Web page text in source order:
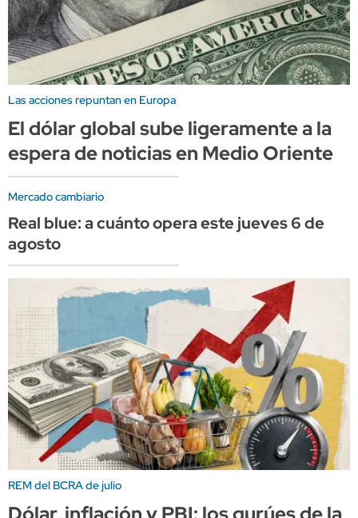
Las acciones repuntan en Europa
El dólar global sube ligeramente a la
espera de noticias en Medio Oriente
Mercado cambiario
Real blue: a cuánto opera este jueves 6 de
agosto
REM del BCRA de julio